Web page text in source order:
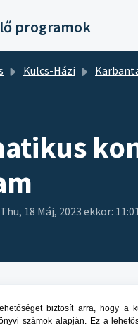
programok
Kulcs-Házi
18 Máj, 2023 ekkor:
biztosít arra, hogy a
számok alapján. Ez a